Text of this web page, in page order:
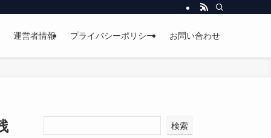
運営者情報 プライバシーポリシー お問い合わせ
検索